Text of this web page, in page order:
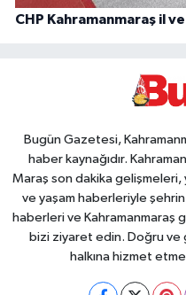
CHP Kahramanmaraş il
Bugün Gazetesi,
haber kaynağıdır.
Maraş son dakika
ve yaşam haberleriyle
haberleri ve Kahramanmaraş
bizi ziyaret edin. Doğru ve
halkına hizmet